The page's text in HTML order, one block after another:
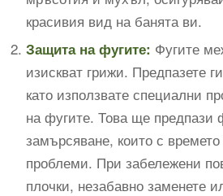
красивия вид на банята ви.
Защита на фугите: Фугите
изискват грижи. Предпазете
като използвате специални
на фугите. Това ще предпази
замърсяване, които с
проблеми. При забележени
плочки, незабавно заменете